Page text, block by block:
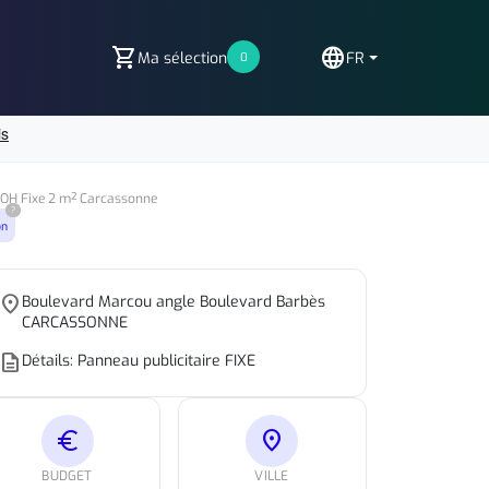
shopping_cartMa sélection 0 languageFR
Fixe 2 m² Carcassonne
?
place Boulevard Marcou angle Boulevard Barbès
CARCASSONNE
description Détails: Panneau publicitaire FIXE
euro
BUDGET
location_on
VILLE